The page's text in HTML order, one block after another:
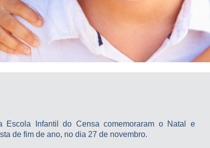
Escola Infantil do Censa comemoraram o Natal e
de fim de ano, no dia 27 de novembro.